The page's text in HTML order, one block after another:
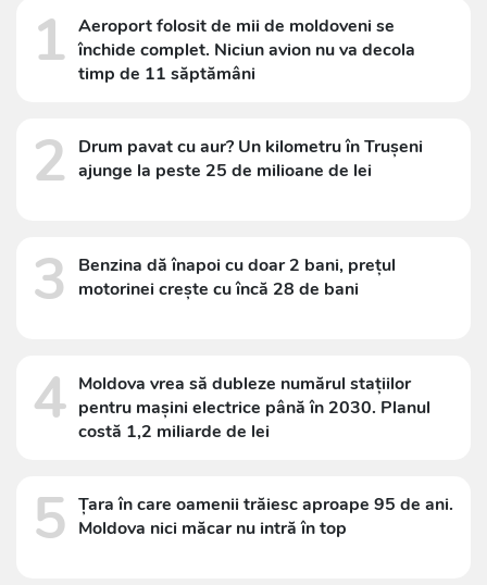
1 Aeroport folosit de mii de moldoveni se
închide complet. Niciun avion nu va decola
timp de 11 săptămâni
2
Drum pavat cu aur? Un kilometru în Trușeni
ajunge la peste 25 de milioane de lei
3
Benzina dă înapoi cu doar 2 bani, prețul
motorinei crește cu încă 28 de bani
4 Moldova vrea să dubleze numărul stațiilor
pentru mașini electrice până în 2030. Planul
costă 1,2 miliarde de lei
5 Țara în care oamenii trăiesc aproape 95 de ani.
Moldova nici măcar nu intră în top